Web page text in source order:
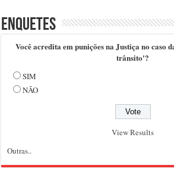
Enquetes
Você acredita em punições na Justiça no caso
trânsito'?
SIM
NÃO
View Results
Outras..